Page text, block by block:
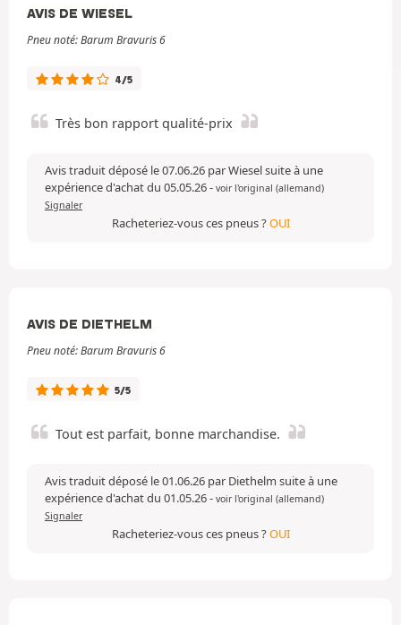
AVIS DE WIESEL
Pneu noté: Barum Bravuris 6
4/5
Très bon rapport qualité-prix
Avis traduit déposé le 07.06.26 par Wiesel suite à une
expérience d'achat du 05.05.26- voir l'original (allemand)
Signaler
Racheteriez-vous ces pneus ?OUI
AVIS DE DIETHELM
Pneu noté: Barum Bravuris 6
5/5
Tout est parfait, bonne marchandise.
Avis traduit déposé le 01.06.26 par Diethelm suite à une
expérience d'achat du 01.05.26- voir l'original (allemand)
Signaler
Racheteriez-vous ces pneus ?OUI